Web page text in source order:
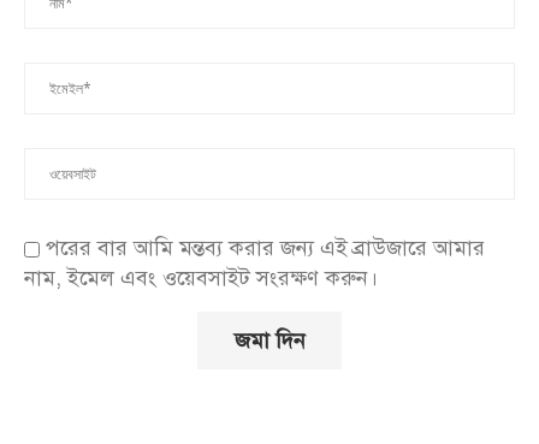
পরের বার আমি মন্তব্য করার জন্য এই ব্রাউজারে আমার
নাম, ইমেল এবং ওয়েবসাইট সংরক্ষণ করুন।